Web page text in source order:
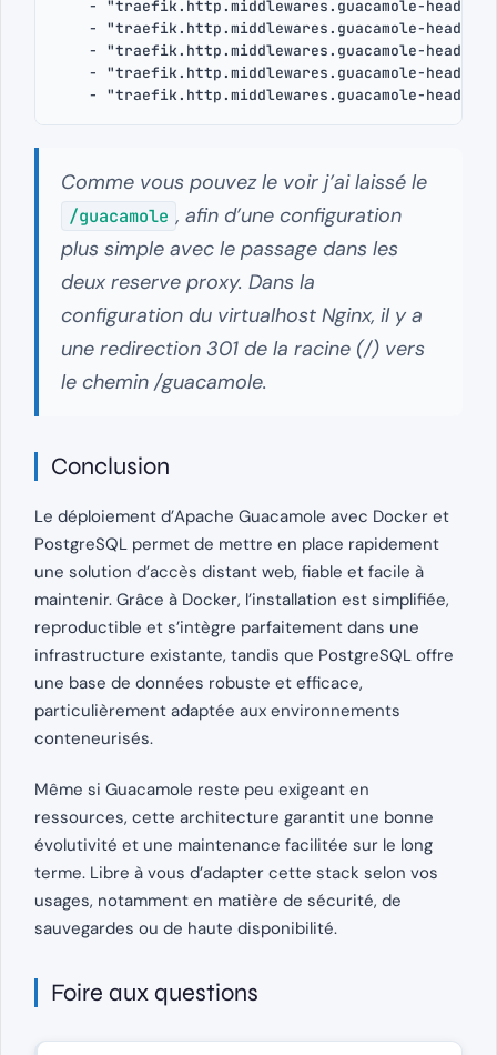
- "traefik.http.middlewares.guacamole-
- "traefik.http.middlewares.guacamole-
- "traefik.http.middlewares.guacamole-
- "traefik.http.middlewares.guacamole-
- "traefik.http.middlewares.guacamole-
Comme vous pouvez le voir j’ai laissé le
/guacamole , afin d’une configuration
plus simple avec le passage dans les
deux reserve proxy. Dans la
configuration du virtualhost Nginx, il y a
une redirection 301 de la racine (/) vers
le chemin /guacamole.
Conclusion
Le déploiement d’Apache Guacamole avec Docker et
PostgreSQL permet de mettre en place rapidement
une solution d’accès distant web, fiable et facile à
maintenir. Grâce à Docker, l’installation est simplifiée,
reproductible et s’intègre parfaitement dans une
infrastructure existante, tandis que PostgreSQL offre
une base de données robuste et efficace,
particulièrement adaptée aux environnements
conteneurisés.
Même si Guacamole reste peu exigeant en
ressources, cette architecture garantit une bonne
évolutivité et une maintenance facilitée sur le long
terme. Libre à vous d’adapter cette stack selon vos
usages, notamment en matière de sécurité, de
sauvegardes ou de haute disponibilité.
Foire aux questions